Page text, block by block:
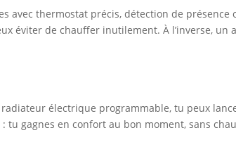
avec thermostat précis, détection de
éviter de chauffer inutilement. À l’inverse, un
électrique programmable, tu peux
gagnes en confort au bon moment, sans